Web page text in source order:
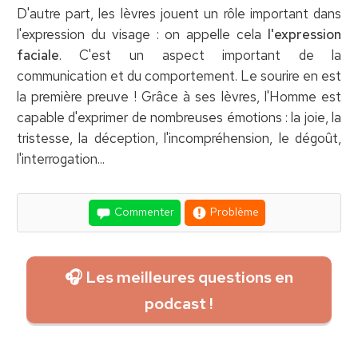
D'autre part, les lèvres jouent un rôle important dans
l'expression du visage : on appelle cela l'expression
faciale. C'est un aspect important de la
communication et du comportement. Le sourire en est
la première preuve ! Grâce à ses lèvres, l'Homme est
capable d'exprimer de nombreuses émotions : la joie, la
tristesse, la déception, l'incompréhension, le dégoût,
l'interrogation...
Commenter Problème
🎧 Les meilleures questions en
podcast !